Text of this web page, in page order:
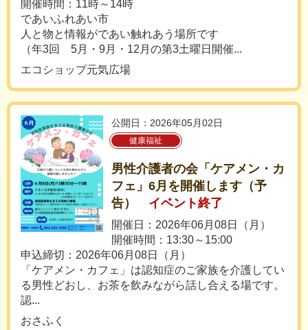
開催時間：11時～14時
であいふれあい市
人と物と情報がであい触れあう場所です
（年3回 5月・9月・12月の第3土曜日開催...
エコショップ元気広場
公開日：2026年05月02日
健康福祉
男性介護者の会「ケアメン・カ
フェ」6月を開催します（予
告）
イベント終了
開催日：2026年06月08日（月）
開催時間：13:30～15:00
申込締切：2026年06月08日（月）
「ケアメン・カフェ」は認知症のご家族を介護してい
る男性どおし、お茶を飲みながら話し合える場です。
認...
おさふく